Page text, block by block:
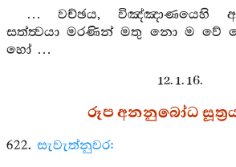
… වච්ඡය, විඤ්ඤාණයෙහි
සත්ත්‍වයා මරණින් මතු නො ම
හෝ …
12. 1. 16.
රූප අනනුබෝධ
622. සැවැත්නුවර: